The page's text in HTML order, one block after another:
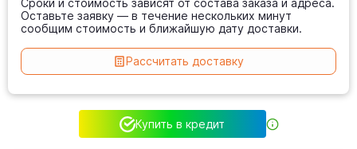
Сроки и стоимость зависят от состава заказа и адреса.
Оставьте заявку — в течение нескольких минут
сообщим стоимость и ближайшую дату доставки.
Рассчитать доставку
Купить в кредит